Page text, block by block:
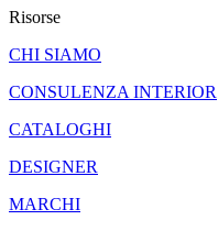
Risorse
CHI SIAMO
CONSULENZA INTERIOR
CATALOGHI
DESIGNER
MARCHI